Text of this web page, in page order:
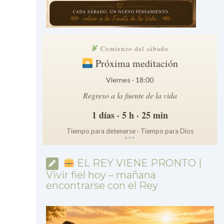
Comienzo del sábado
Próxima meditación
Viernes · 18:00
Regreso a la fuente de la vida
1 días · 5 h · 25 min
Tiempo para detenerse · Tiempo para Dios
***
EL REY VIENE PRONTO |
Vivir fiel hoy – mañana
encontrarse con el Rey